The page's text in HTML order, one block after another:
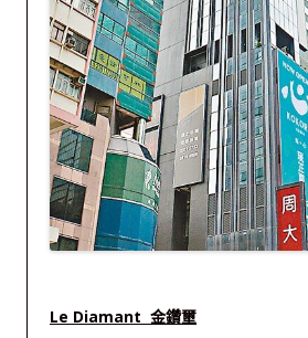
Le Diamant 金鑽壐